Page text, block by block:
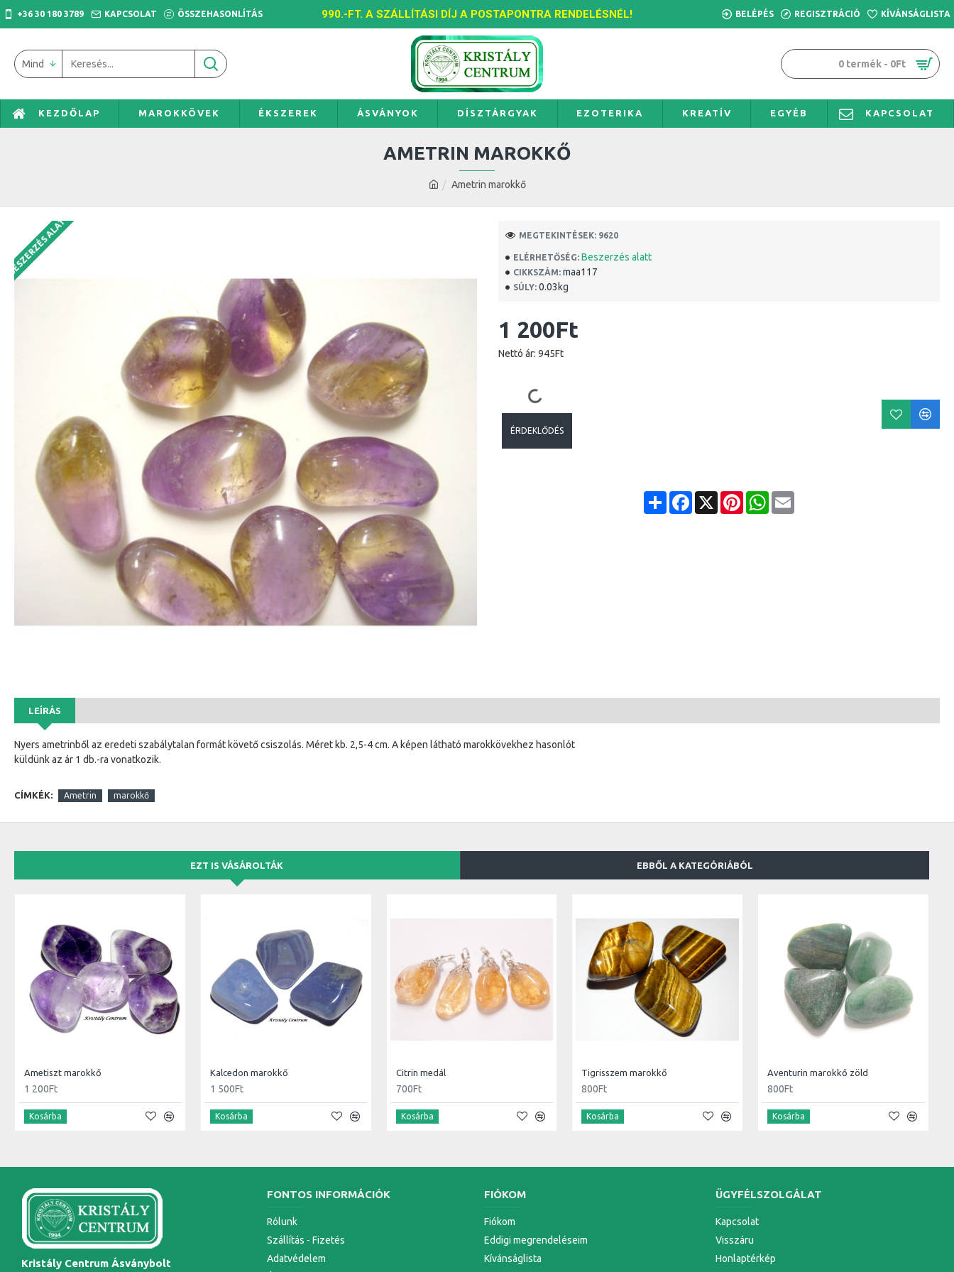
+36 30 180 3789 KAPCSOLAT ÖSSZEHASONLÍTÁS 990.-FT. A SZÁLLÍTÁSI DÍJ A POSTAPONTRA RENDELÉSNÉL! BELÉPÉS REGISZTRÁCIÓ KÍVÁNSÁGLISTA
Mind 0 termék - 0Ft
KEZDŐLAP MAROKKÖVEK ÉKSZEREK ÁSVÁNYOK DÍSZTÁRGYAK EZOTERIKA KREATÍV EGYÉB KAPCSOLAT
Ametrin marokkő
AMETRIN MAROKKŐ
BESZERZÉS ALATT ELÉRHETŐSÉG: Beszerzés alatt
CIKKSZÁM: maa117
SÚLY: 0.03kg
MEGTEKINTÉSEK: 9620
1 200Ft
Nettó ár: 945Ft
ÉRDEKLŐDÉS
ShareFacebook
X PinterestWhatsApp
Email
LEÍRÁS
Nyers ametrinből az eredeti szabálytalan formát követő csiszolás. Méret kb. 2,5-4 cm. A képen látható marokkövekhez hasonlót
küldünk az ár 1 db.-ra vonatkozik.
CÍMKÉK: Ametrin marokkő
EZT IS VÁSÁROLTÁK EBBŐL A KATEGÓRIÁBÓL
Ametiszt marokkő
1 200Ft
Kosárba
Kalcedon marokkő
1 500Ft
Kosárba
Citrin medál
700Ft
Kosárba
Tigrisszem marokkő
800Ft
Kosárba
Aventurin marokkő zöld
800Ft
Kosárba
Kristály Centrum Ásványbolt
FONTOS INFORMÁCIÓK
Rólunk
Szállítás - Fizetés
Adatvédelem
FIÓKOM
Fiókom
Eddigi megrendeléseim
Kívánságlista
ÜGYFÉLSZOLGÁLAT
Kapcsolat
Visszáru
Honlaptérkép